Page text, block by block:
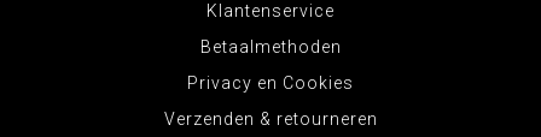
Klantenservice
Betaalmethoden
Privacy en Cookies
Verzenden & retourneren